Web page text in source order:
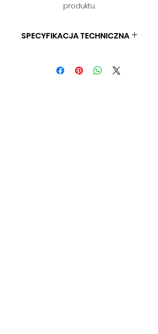
produktu.
SPECYFIKACJA TECHNICZNA
GRAMATURA: BD
SZEROKOŚĆ: 140 CM